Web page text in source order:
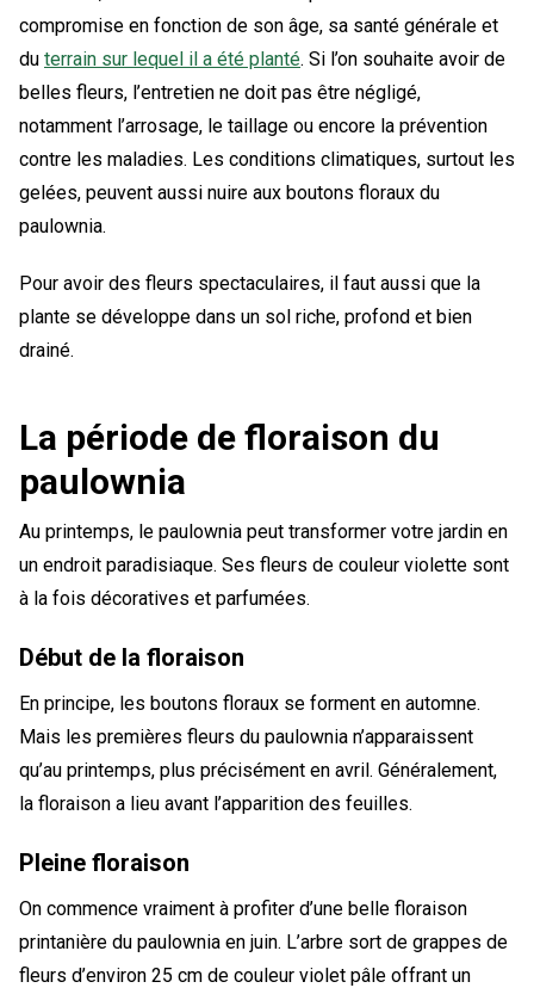
compromise en fonction de son âge, sa santé générale et
du terrain sur lequel il a été planté. Si l’on souhaite avoir de
belles fleurs, l’entretien ne doit pas être négligé,
notamment l’arrosage, le taillage ou encore la prévention
contre les maladies. Les conditions climatiques, surtout les
gelées, peuvent aussi nuire aux boutons floraux du
paulownia.
Pour avoir des fleurs spectaculaires, il faut aussi que la
plante se développe dans un sol riche, profond et bien
drainé.
La période de floraison du
paulownia
Au printemps, le paulownia peut transformer votre jardin en
un endroit paradisiaque. Ses fleurs de couleur violette sont
à la fois décoratives et parfumées.
Début de la floraison
En principe, les boutons floraux se forment en automne.
Mais les premières fleurs du paulownia n’apparaissent
qu’au printemps, plus précisément en avril. Généralement,
la floraison a lieu avant l’apparition des feuilles.
Pleine floraison
On commence vraiment à profiter d’une belle floraison
printanière du paulownia en juin. L’arbre sort de grappes de
fleurs d’environ 25 cm de couleur violet pâle offrant un